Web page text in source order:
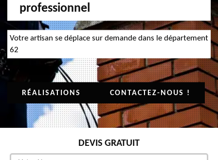
professionnel
Votre artisan se déplace sur demande dans le département
62
RÉALISATIONS CONTACTEZ-NOUS !
DEVIS GRATUIT